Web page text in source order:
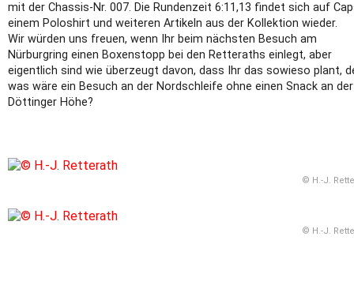
mit der Chassis-Nr. 007. Die Rundenzeit 6:11,13 findet sich auf
einem Poloshirt und weiteren Artikeln aus der Kollektion wieder.
Wir würden uns freuen, wenn Ihr beim nächsten Besuch am
Nürburgring einen Boxenstopp bei den Retteraths einlegt, aber
eigentlich sind wie überzeugt davon, dass Ihr das sowieso plant,
was wäre ein Besuch an der Nordschleife ohne einen Snack an der
Döttinger Höhe?
© H.-J.
© H.-J.